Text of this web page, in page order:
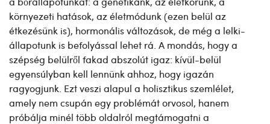
környezeti hatások, az életmódunk (ezen belül az
étkezésünk is), hormonális változások, de még a lelki-
állapotunk is befolyással lehet rá. A mondás, hogy a
szépség belülről fakad abszolút igaz: kívül-belül
egyensúlyban kell lennünk ahhoz, hogy igazán
ragyogjunk. Ezt veszi alapul a holisztikus szemlélet,
amely nem csupán egy problémát orvosol, hanem
próbálja minél több oldalról megtámogatni a